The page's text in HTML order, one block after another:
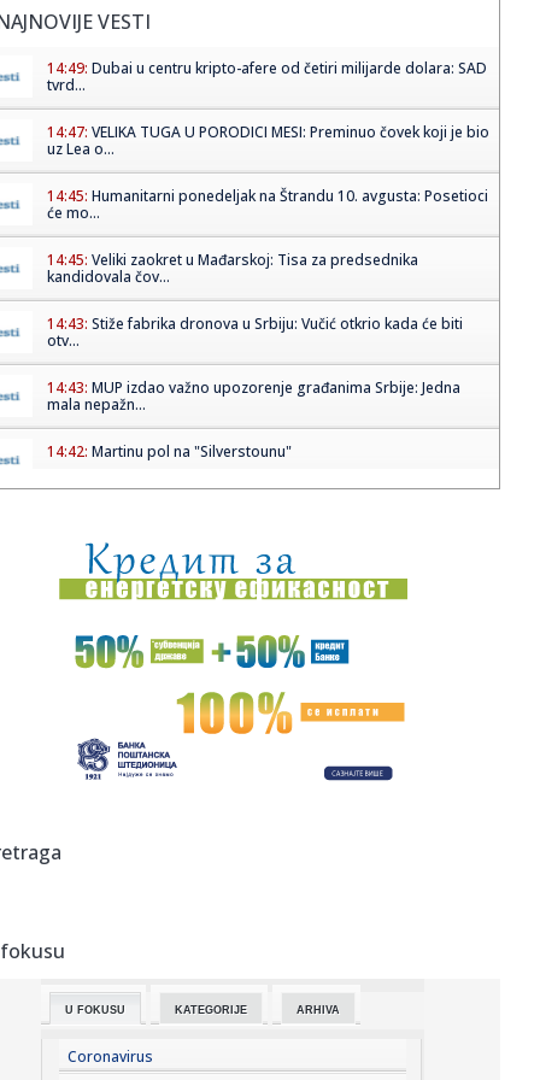
VESTI
14:49: Dubai u centru kripto-afere od četiri milijarde dolara: SAD
tvrd...
14:47: VELIKA TUGA U PORODICI MESI: Preminuo čovek koji je bio
uz Lea o...
14:45: Humanitarni ponedeljak na Štrandu 10. avgusta: Posetioci
će mo...
14:45: Veliki zaokret u Mađarskoj: Tisa za predsednika
kandidovala čov...
14:43: Stiže fabrika dronova u Srbiju: Vučić otkrio kada će biti
otv...
14:43: MUP izdao važno upozorenje građanima Srbije: Jedna
mala nepažn...
14:42: Martinu pol na "Silverstounu"
14:40:Arsenalovo pakleno pojačanje za odbranu titule: Stigao je
Bruno ...
14:39:Airbnb beleži veliku potražnju širom sveta, akcije porasle
dev...
GIMARAEŠ ZVANIČNO PREDSTAVLJEN: Arsenal završio
14:36:Eminin sin napunio 18 godina: Emotivna poruka pevačice o
zagrebačkog...
14:34:
14:34:
Primljen u bolnicu sa 6,2 promila alkohola u krvi: "Ne
U FOKUSU KATEGORIJE ARHIVA
Coronavirus